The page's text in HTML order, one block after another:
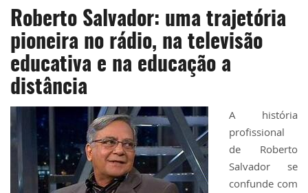
Roberto Salvador: uma trajetória
pioneira no rádio, na televisão
educativa e na educação a
distância
A história
profissional
de Roberto
Salvador se
confunde com